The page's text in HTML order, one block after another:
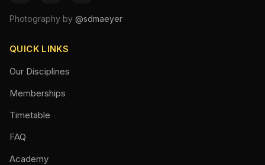
Photography by @sdmaeyer
QUICK LINKS
Our Disciplines
Memberships
Timetable
FAQ
Academy